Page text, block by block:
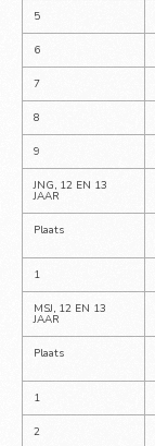
5
6
7
8
9
JNG, 12 EN 13
JAAR
Plaats
1
MSJ, 12 EN 13
JAAR
Plaats
1
2